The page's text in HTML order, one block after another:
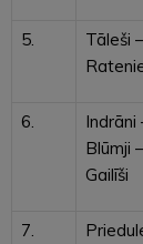
5.
Tāleši –
6.
Indrāni
Blūmji –
Gailīši
7.